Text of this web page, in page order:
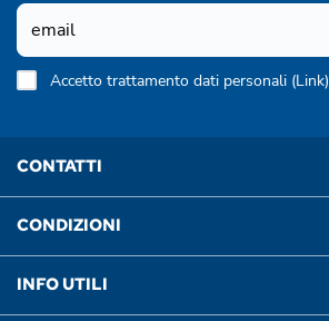
Accetto trattamento dati personali (Link)
CONTATTI
CONDIZIONI
INFO UTILI